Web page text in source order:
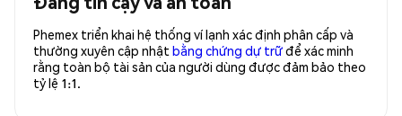
Phemex triển khai hệ thống ví lạnh xác định phân cấp và
thường xuyên cập nhật bằng chứng dự trữđể xác minh
rằng toàn bộ tài sản của người dùng được đảm bảo theo
tỷ lệ 1:1.